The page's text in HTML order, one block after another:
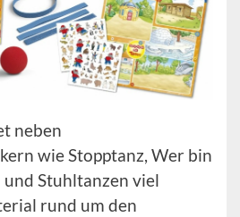
neben
wie Stopptanz, Wer bin
und Stuhltanzen viel
rund um den